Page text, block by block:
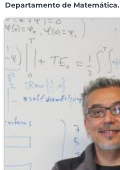
Departamento de Matemática.